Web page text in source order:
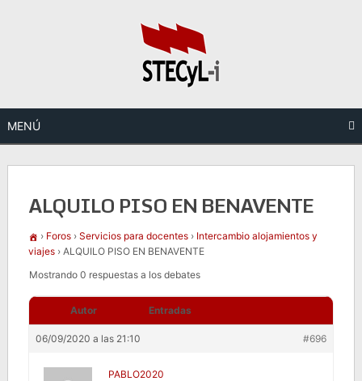
MENÚ
ALQUILO PISO EN BENAVENTE
› Foros › Servicios para docentes › Intercambio alojamientos y
viajes › ALQUILO PISO EN BENAVENTE
Mostrando 0 respuestas a los debates
Autor Entradas
06/09/2020 a las 21:10 #696
PABLO2020